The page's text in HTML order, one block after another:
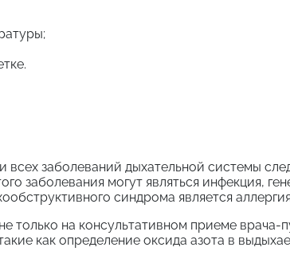
заболеваний дыхательной системы
заболевания могут являться инфекция,
синдрома является
только на консультативном приеме
как определение оксида азота в